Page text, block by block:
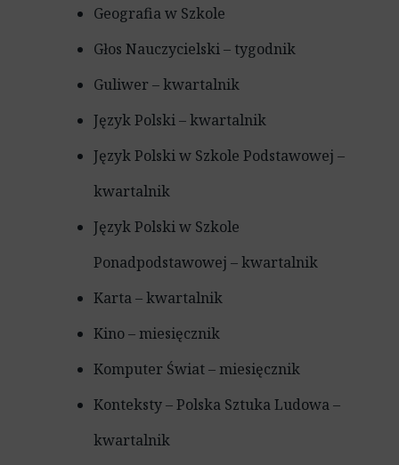
Geografia w Szkole
Głos Nauczycielski – tygodnik
Guliwer – kwartalnik
Język Polski – kwartalnik
Język Polski w Szkole Podstawowej –
kwartalnik
Język Polski w Szkole
Ponadpodstawowej – kwartalnik
Karta – kwartalnik
Kino – miesięcznik
Komputer Świat – miesięcznik
Konteksty – Polska Sztuka Ludowa –
kwartalnik